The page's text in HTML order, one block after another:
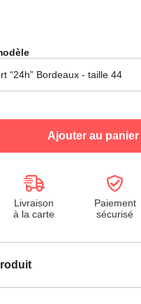
Ajouter au panier
Livraison
à la carte
Paiement
sécurisé